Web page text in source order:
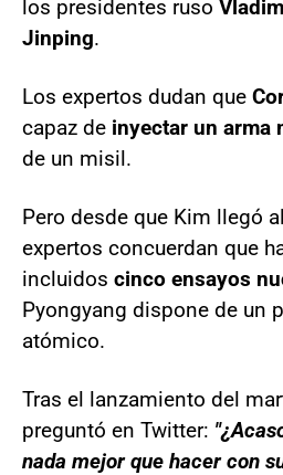
los presidentes ruso
Jinping.
Los expertos dudan que
capaz de inyectar un arma
de un misil.
Pero desde que Kim llegó
expertos concuerdan que
incluidos cinco ensayos
Pyongyang dispone de un
atómico.
Tras el lanzamiento del
preguntó en Twitter:
nada mejor que hacer con